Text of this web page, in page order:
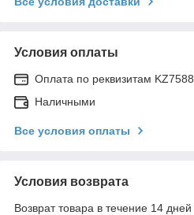
Условия оплаты
Оплата по реквизитам
Наличными
Все условия оплаты
Условия возврата
Возврат товара в течение 14